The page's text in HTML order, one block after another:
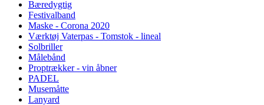
Bæredygtig
Festivalband
Maske - Corona 2020
Værktøj Vaterpas - Tomstok - lineal
Solbriller
Målebånd
Proptrækker - vin åbner
PADEL
Musemåtte
Lanyard